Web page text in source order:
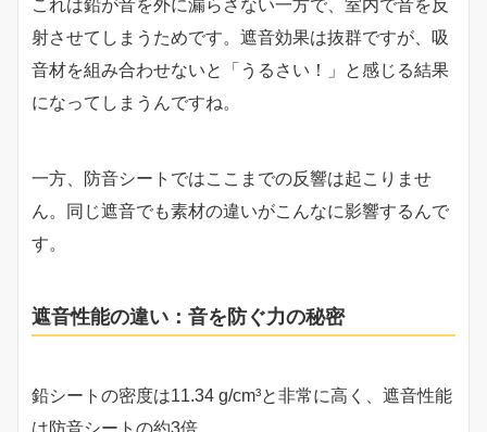
これは鉛が音を外に漏らさない一方で、室内で音を反
射させてしまうためです。遮音効果は抜群ですが、吸
音材を組み合わせないと「うるさい！」と感じる結果
になってしまうんですね。
一方、防音シートではここまでの反響は起こりませ
ん。同じ遮音でも素材の違いがこんなに影響するんで
す。
遮音性能の違い：音を防ぐ力の秘密
鉛シートの密度は11.34 g/cm³と非常に高く、遮音性能
は防音シートの約3倍。